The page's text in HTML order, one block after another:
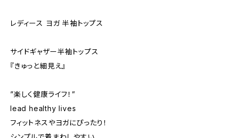
レディース ヨガ 半袖トップス
サイドギャザー半袖トップス
『きゅっと細見え』
”楽しく健康ライフ！”
lead healthy lives
フィットネスやヨガにぴったり！